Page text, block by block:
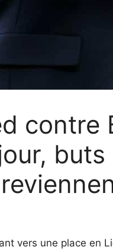
contre
vers une place en